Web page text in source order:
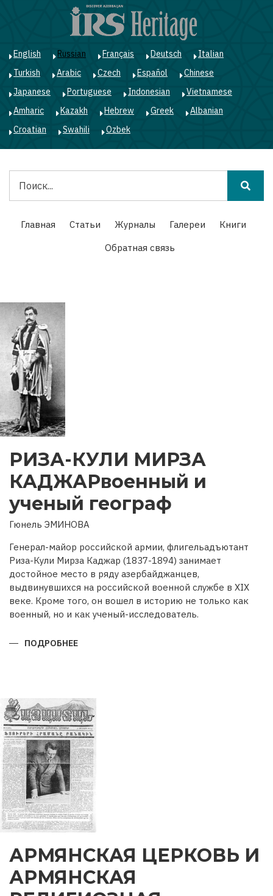
English Russian Français Deutsch
Italian
Turkish
Arabic Czech Español
Chinese
Japanese
Portuguese Indonesian
Vietnamese
Amharic
Kazakh Hebrew Greek
Albanian
Croatian
Swahili Ozbek
Main
navigation
Главная Статьи Журналы Галереи
Книги
Обратная связь
РИЗА-КУЛИ МИРЗА
КАДЖАРвоенный и
ученый географ
Гюнель ЭМИНОВА
Генерал-майор российской армии, флигельадъютант
Риза-Кули Мирза Каджар (1837-1894) занимает
достойное место в ряду азербайджанцев,
выдвинувшихся на российской военной службе в XIX
веке. Кроме того, он вошел в историю не только как
военный, но и как ученый-исследователь.
ПОДРОБНЕЕ
ГЕОГРАФ
АРМЯНСКАЯ ЦЕРКОВЬ И
АРМЯНСКАЯ